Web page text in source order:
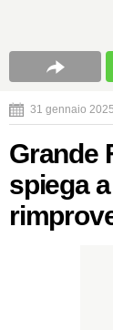
31 gennaio 2025
Grande
spiega